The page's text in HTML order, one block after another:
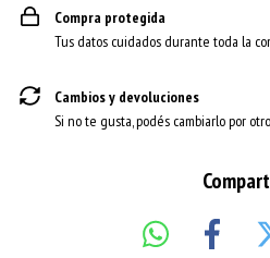
Compra protegida
Tus datos cuidados durante toda la
Cambios y devoluciones
Si no te gusta, podés cambiarlo por